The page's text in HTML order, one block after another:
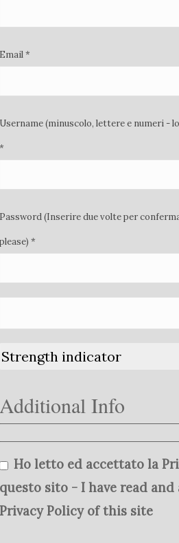
Email *
Username (minuscolo, lettere e numeri -
*
Password (Inserire due volte per
please) *
Strength indicator
Additional Info
Ho letto ed accettato la
questo sito - I have read
Privacy Policy of this site